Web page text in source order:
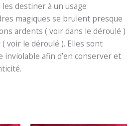
destiner à un usage
magiques se brulent presque
ardents ( voir dans le déroulé )
voir le déroulé ). Elles sont
inviolable afin d’en conserver et